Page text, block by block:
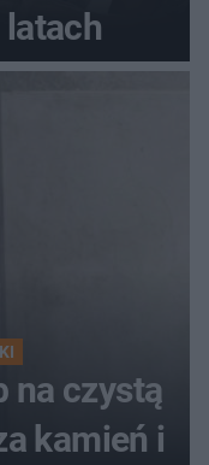
na czystą
kamień i